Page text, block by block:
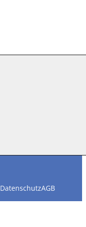
DatenschutzAGB